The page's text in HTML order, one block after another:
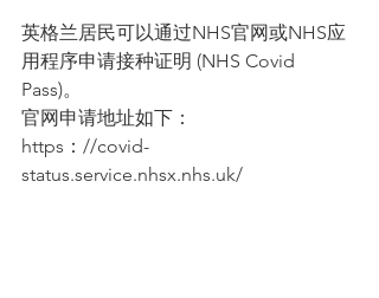
英格兰居民可以通过NHS官网或NHS应
用程序申请接种证明 (NHS Covid
Pass)。
官网申请地址如下：
https：//covid-
status.service.nhsx.nhs.uk/